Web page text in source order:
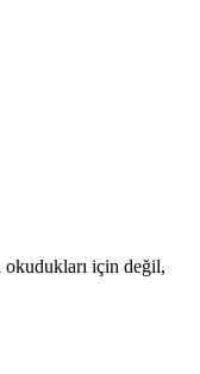
okudukları için değil,